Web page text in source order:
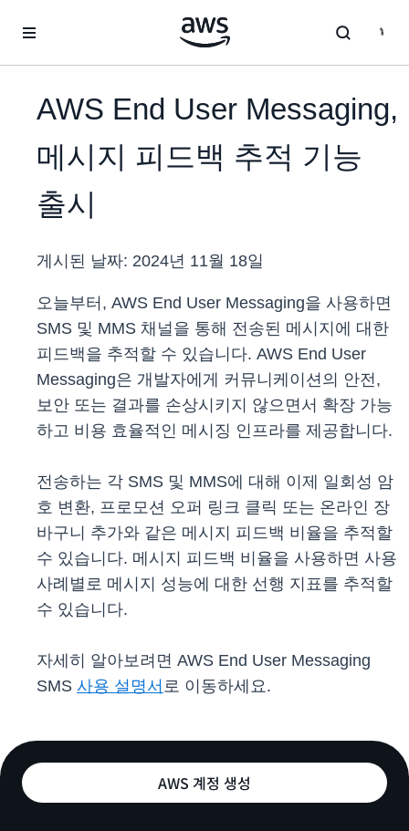
AWS End User Messaging,
메시지 피드백 추적 기능
출시
게시된 날짜: 2024년 11월 18일
오늘부터, AWS End User Messaging을 사용하면
SMS 및 MMS 채널을 통해 전송된 메시지에 대한
피드백을 추적할 수 있습니다. AWS End User
Messaging은 개발자에게 커뮤니케이션의 안전,
보안 또는 결과를 손상시키지 않으면서 확장 가능
하고 비용 효율적인 메시징 인프라를 제공합니다.
전송하는 각 SMS 및 MMS에 대해 이제 일회성 암
호 변환, 프로모션 오퍼 링크 클릭 또는 온라인 장
바구니 추가와 같은 메시지 피드백 비율을 추적할
수 있습니다. 메시지 피드백 비율을 사용하면 사용
사례별로 메시지 성능에 대한 선행 지표를 추적할
수 있습니다.
자세히 알아보려면 AWS End User Messaging
SMS 사용 설명서 로 이동하세요.
AWS 계정 생성